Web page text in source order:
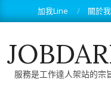
to
加我Line 關於
服務是工作達人架站的